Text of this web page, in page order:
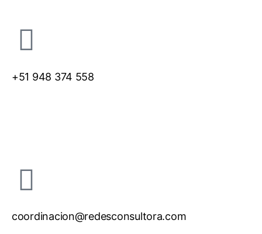
+51 948 374 558
coordinacion@redesconsultora.com